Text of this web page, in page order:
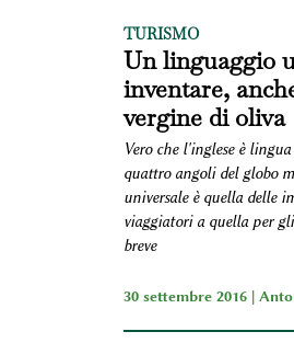
TURISMO
Un linguaggio
inventare,
vergine di oliva
Vero che l'inglese è
quattro angoli del globo
universale è quella delle
viaggiatori a quella per
breve
30 settembre 2016 |